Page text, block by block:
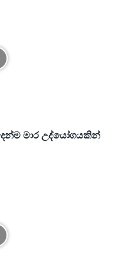
මාර උද්යෝගයකින්